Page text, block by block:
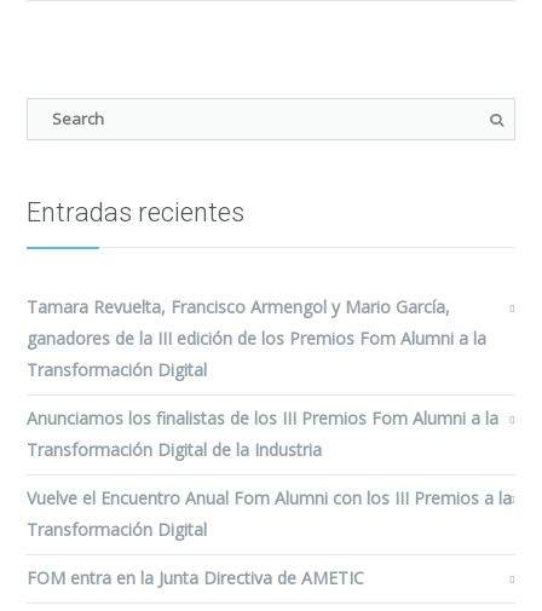
Entradas recientes
Tamara Revuelta, Francisco Armengol y Mario García,
ganadores de la III edición de los Premios Fom Alumni a la
Transformación Digital
Anunciamos los finalistas de los III Premios Fom Alumni a la
Transformación Digital de la Industria
Vuelve el Encuentro Anual Fom Alumni con los III Premios a la
Transformación Digital
FOM entra en la Junta Directiva de AMETIC